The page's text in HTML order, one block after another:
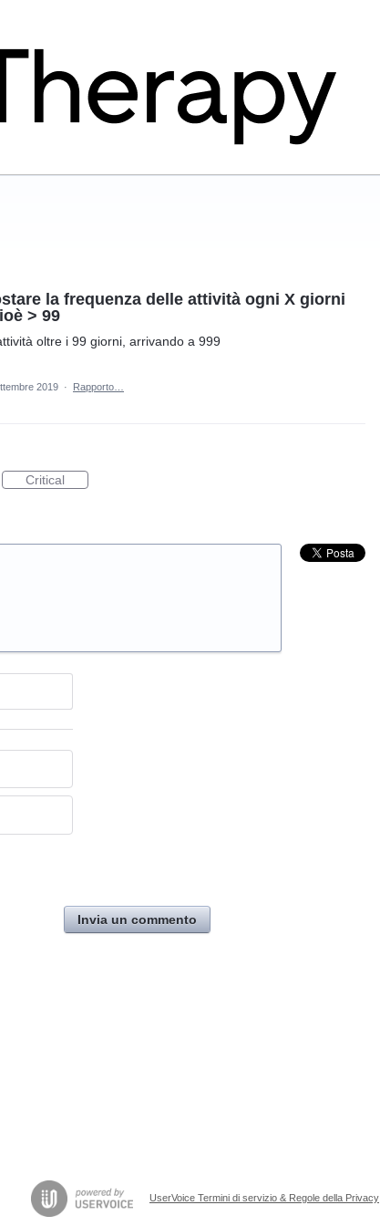
la frequenza delle attività ogni X giorni
> 99
oltre i 99 giorni, arrivando a 999
2019 · Rapporto…
Critical
Invia un commento
UserVoice Termini di servizio & Regole della Privacy